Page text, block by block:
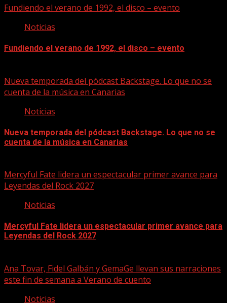
Fundiendo el verano de 1992, el disco – evento
Noticias
Fundiendo el verano de 1992, el disco – evento
Nueva temporada del pódcast Backstage. Lo que no se
cuenta de la música en Canarias
Noticias
Nueva temporada del pódcast Backstage. Lo que no se
cuenta de la música en Canarias
Mercyful Fate lidera un espectacular primer avance para
Leyendas del Rock 2027
Noticias
Mercyful Fate lidera un espectacular primer avance para
Leyendas del Rock 2027
Ana Tovar, Fidel Galbán y GemaGe llevan sus narraciones
este fin de semana a Verano de cuento
Noticias